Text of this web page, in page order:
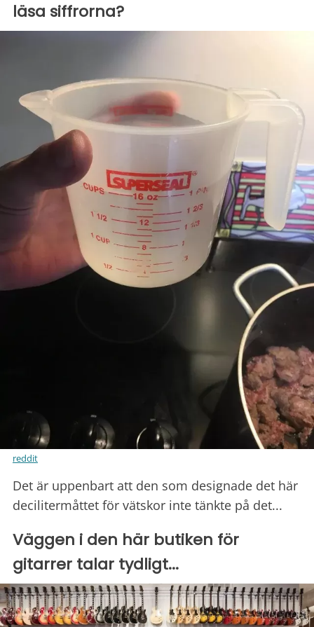
läsa siffrorna?
reddit
Det är uppenbart att den som designade det här
decilitermåttet för vätskor inte tänkte på det...
Väggen i den här butiken för
gitarrer talar tydligt...